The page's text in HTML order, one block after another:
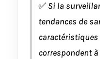
✅Si la
tendances de
caractéristiques
correspondent